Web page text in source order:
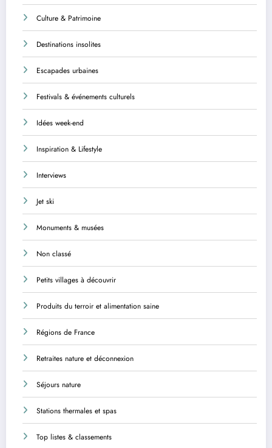
Culture & Patrimoine
Destinations insolites
Escapades urbaines
Festivals & événements culturels
Idées week-end
Inspiration & Lifestyle
Interviews
Jet ski
Monuments & musées
Non classé
Petits villages à découvrir
Produits du terroir et alimentation saine
Régions de France
Retraites nature et déconnexion
Séjours nature
Stations thermales et spas
Top listes & classements